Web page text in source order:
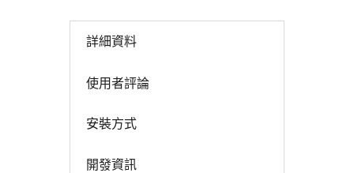
詳細資料
使用者評論
安裝方式
開發資訊